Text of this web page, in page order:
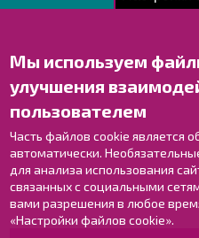
Мы используем
улучшения
пользователем
Часть файлов cookie является
автоматически.
для анализа использования
связанных с социальными
вами разрешения в любое
«Настройки файлов cookie».
Контактные
Карта с
Раахе в
Раахе в